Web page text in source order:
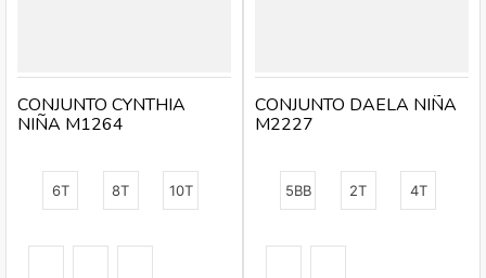
6T 8T 10T
CONJUNTO CYNTHIA
NIÑA M1264
5BB 2T 4T
CONJUNTO DAELA NIÑA
M2227